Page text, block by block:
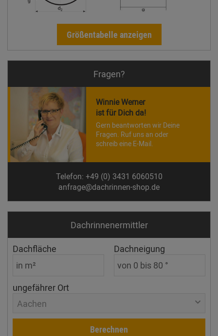
Größentabelle anzeigen
Fragen?
Winnie Werner
ist für Dich da!
Gern beantworten wir Deine
Fragen. Ruf uns an oder
schreib eine E-Mail.
Telefon: +49 (0) 3431 6060510
anfrage@dachrinnen-shop.de
Dachrinnen­ermittler
Dachfläche Dachneigung
ungefährer Ort
Aachen
Berechnen